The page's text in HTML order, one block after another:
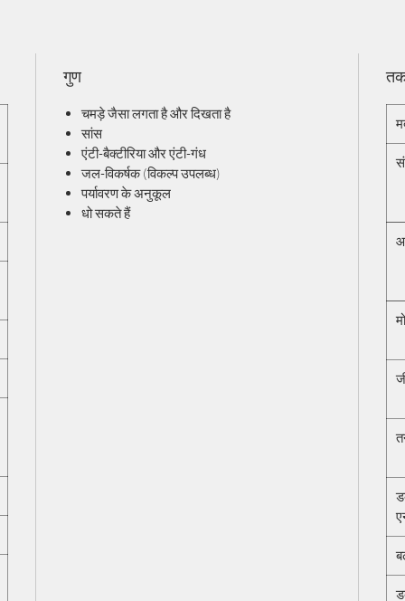
गुण
चमड़े जैसा लगता है और दिखता है
सांस
एंटी-बैक्टीरिया और एंटी-गंध
जल-विकर्षक (विकल्प उपलब्ध)
पर्यावरण के अनुकूल
धो सकते हैं